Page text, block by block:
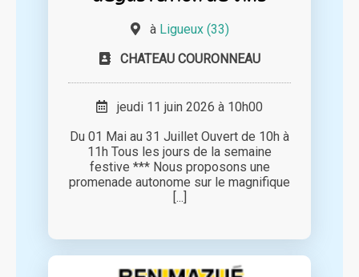
à Ligueux (33)
CHATEAU COURONNEAU
jeudi 11 juin 2026 à 10h00
Du 01 Mai au 31 Juillet Ouvert de 10h à
11h Tous les jours de la semaine
festive *** Nous proposons une
promenade autonome sur le magnifique
[...]